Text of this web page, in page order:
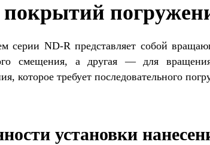
покрытий
серии ND-R представляет собой
смещения, а другая — для
которое требует последовательного
установки